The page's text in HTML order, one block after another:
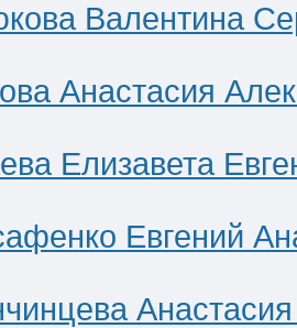
Валентина
Анастасия
Елизавета
Евгений